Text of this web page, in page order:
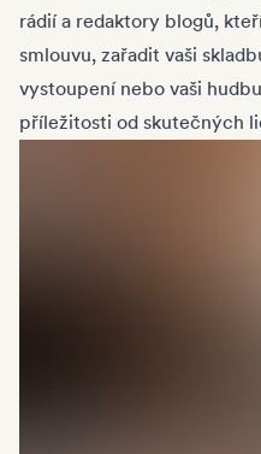
rádií a redaktory blogů,
smlouvu, zařadit vaši
vystoupení nebo vaši
příležitosti od skutečných